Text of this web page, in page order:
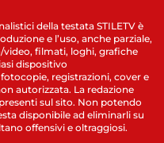
della testata STILETV è
e l’uso, anche parziale,
filmati, loghi, grafiche
dispositivo
registrazioni, cover e
autorizzata. La redazione
sul sito. Non potendo
disponibile ad eliminarli su
offensivi e oltraggiosi.